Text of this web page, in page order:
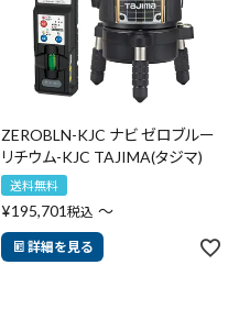
ZEROBLN-KJC ナビ ゼロブルー
リチウム-KJC TAJIMA(タジマ)
送料無料
¥195,701 税込 〜
詳細を見る